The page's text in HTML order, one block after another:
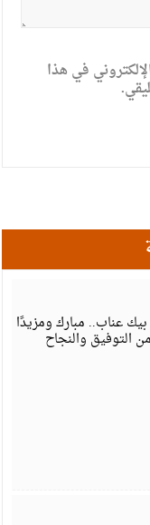
في هذا
عناب.. مبارك ومزيدًا
التوفيق والنجاح